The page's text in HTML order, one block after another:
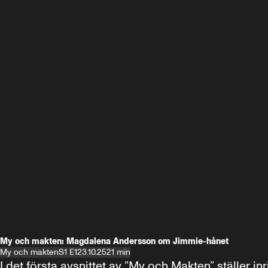
My och makten: Magdalena Andersson om Jimmie-hånet
My och maktenS1 E123.10.2521 min